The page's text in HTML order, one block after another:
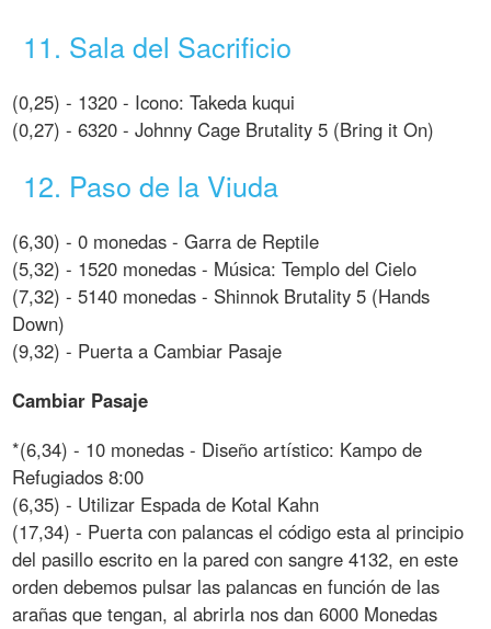
11. Sala del Sacrificio
(0,25) - 1320 - Icono: Takeda kuqui
(0,27) - 6320 - Johnny Cage Brutality 5 (Bring it On)
12. Paso de la Viuda
(6,30) - 0 monedas - Garra de Reptile
(5,32) - 1520 monedas - Música: Templo del Cielo
(7,32) - 5140 monedas - Shinnok Brutality 5 (Hands
Down)
(9,32) - Puerta a Cambiar Pasaje
Cambiar Pasaje
*(6,34) - 10 monedas - Diseño artístico: Kampo de
Refugiados 8:00
(6,35) - Utilizar Espada de Kotal Kahn
(17,34) - Puerta con palancas el código esta al principio
del pasillo escrito en la pared con sangre 4132, en este
orden debemos pulsar las palancas en función de las
arañas que tengan, al abrirla nos dan 6000 Monedas